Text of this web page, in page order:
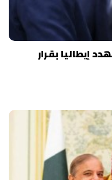
إيطاليا بقرار